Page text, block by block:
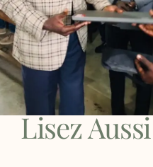
Lisez Aussi